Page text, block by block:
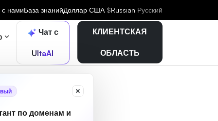
с намиБаза знанийДоллар США $Russian Русский
Чат с
UltaAI
по доменам и
КЛИЕНТСКАЯ
ОБЛАСТЬ